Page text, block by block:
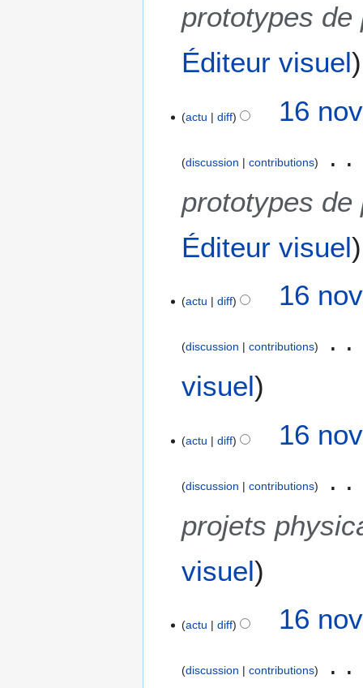
prototypes de
Éditeur visuel
actu diff 16
discussion contributions
prototypes de
Éditeur visuel
actu diff 16
discussion
contributions
u
n
é
s
m
d
m
i
visuel
actu diff 16
discussion contributions
projets
visuel
actu diff 16
discussion contributions